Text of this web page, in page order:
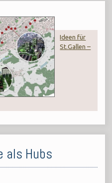
Ideen für
St.Gallen –
als Hubs